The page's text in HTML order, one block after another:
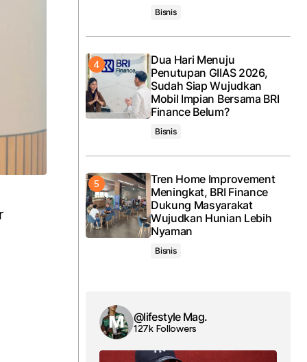
Bisnis
Dua Hari Menuju
Penutupan GIIAS 2026,
Sudah Siap Wujudkan
Mobil Impian Bersama BRI
Finance Belum?
Bisnis
Tren Home Improvement
Meningkat, BRI Finance
Dukung Masyarakat
Wujudkan Hunian Lebih
Nyaman
Bisnis
@lifestyle Mag.
127k Followers